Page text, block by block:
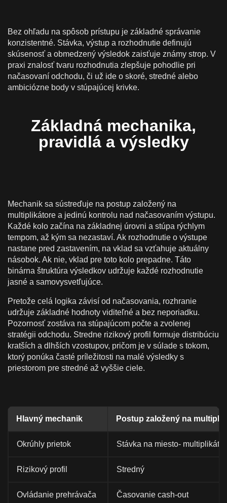
Bez ohľadu na spôsob prístupu je základné správanie
konzistentné. Stávka, výstup a rozhodnutie definujú
skúsenosť a obmedzený výsledok zaisťuje známy strop. V
praxi znalosť tvaru rozhodnutia zlepšuje pohodlie pri
načasovaní odchodu, či už ide o skoré, stredné alebo
ambiciózne body v stúpajúcej krivke.
Základná mechanika,
pravidlá a výsledky
Mechanik sa sústreďuje na postup založený na
multiplikátore a jedinú kontrolu nad načasovaním výstupu.
Každé kolo začína na základnej úrovni a stúpa rýchlym
tempom, až kým sa nezastaví. Ak rozhodnutie o výstupe
nastane pred zastavením, na vklad sa vzťahuje aktuálny
násobok. Ak nie, vklad pre toto kolo prepadne. Táto
binárna štruktúra výsledkov udržuje každé rozhodnutie
jasné a samovysvetľujúce.
Pretože celá logika závisí od načasovania, rozhranie
udržuje základné hodnoty viditeľné a bez neporiadku.
Pozornosť zostáva na stúpajúcom počte a zvolenej
stratégii odchodu. Stredne rizikový profil formuje distribúciu
kratších a dlhších vzostupov, pričom je v súlade s tokom,
ktorý ponúka časté príležitosti na malé výsledky s
priestorom pre stredné až vyššie ciele.
Hlavný mechanik Postup založený na
Okrúhly prietok Stávka na miesto-
Rizikový profil Stredný
Ovládanie prehrávača Časovanie cash-out